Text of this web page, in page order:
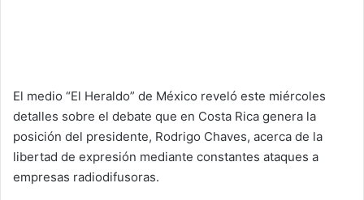
El medio “El Heraldo” de México reveló este miércoles
detalles sobre el debate que en Costa Rica genera la
posición del presidente, Rodrigo Chaves, acerca de la
libertad de expresión mediante constantes ataques a
empresas radiodifusoras.